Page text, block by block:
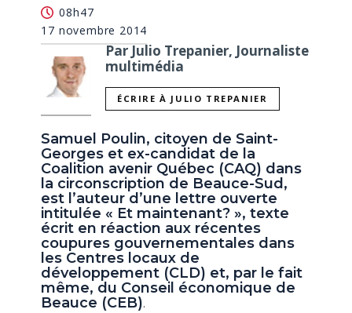
08h47
17 novembre 2014
Par Julio Trepanier, Journaliste
multimédia
ÉCRIRE À JULIO TREPANIER
Samuel Poulin, citoyen de Saint-
Georges et ex-candidat de la
Coalition avenir Québec (CAQ) dans
la circonscription de Beauce-Sud,
est l’auteur d’une lettre ouverte
intitulée « Et maintenant? », texte
écrit en réaction aux récentes
coupures gouvernementales dans
les Centres locaux de
développement (CLD) et, par le fait
même, du Conseil économique de
Beauce (CEB).